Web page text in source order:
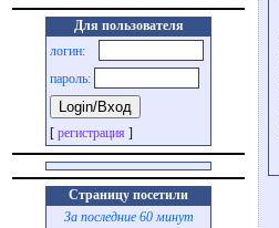
Для пользователя
логин:
пароль:
[ регистрация ]
Страницу посетили
За последние 60 минут